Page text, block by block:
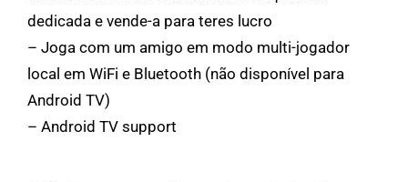
dedicada e vende-a para teres lucro
– Joga com um amigo em modo multi-jogador
local em WiFi e Bluetooth (não disponível para
Android TV)
– Android TV support